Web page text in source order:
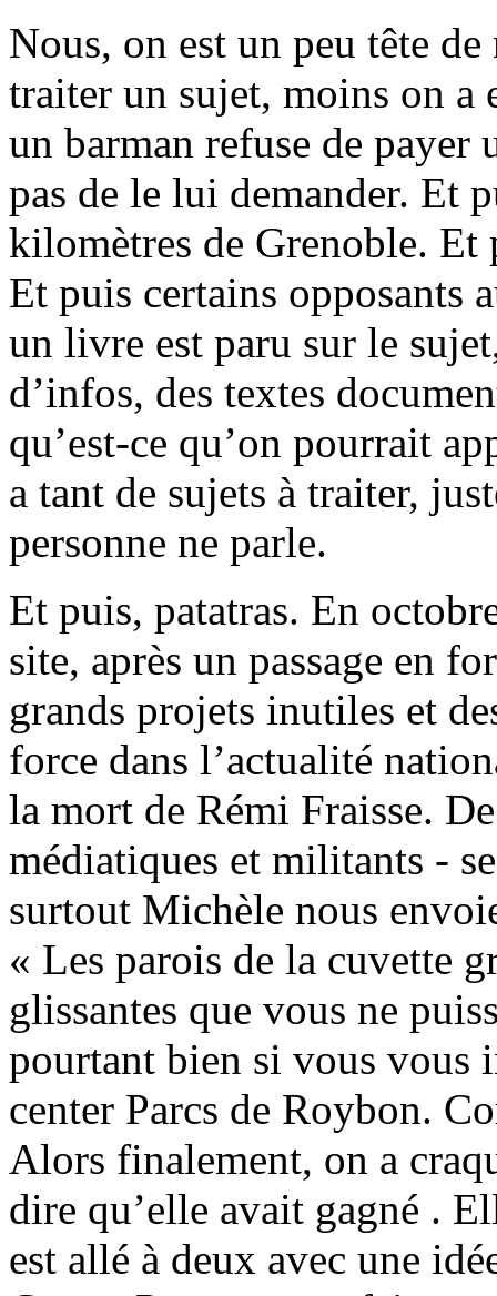
Nous, on est un peu tête
traiter un sujet, moins on a
un barman refuse de payer
pas de le lui demander. Et
kilomètres de Grenoble. Et
Et puis certains opposants
un livre est paru sur le
d’infos, des textes
qu’est-ce qu’on pourrait
a tant de sujets à traiter,
personne ne parle.
Et puis, patatras. En
site, après un passage en
grands projets inutiles et
force dans l’actualité
la mort de Rémi Fraisse.
médiatiques et militants -
surtout Michèle nous
« Les parois de la cuvette
glissantes que vous ne
pourtant bien si vous vous
center Parcs de Roybon.
Alors finalement, on a
dire qu’elle avait gagné .
est allé à deux avec une